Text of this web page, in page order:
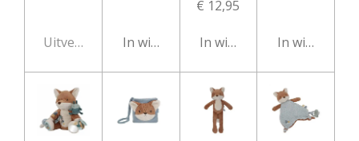
Uitverkocht In winkelwagen
€ 12,95
In winkelwagen
In